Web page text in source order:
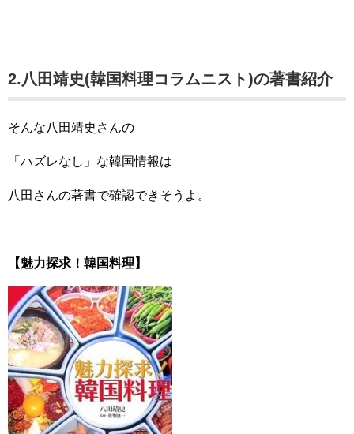
2.八田靖史(韓国料理コラムニスト)の著書紹介
そんな八田靖史さんの
「ハズレなし」な韓国情報は
八田さんの著書で確認できそうよ。
【魅力探求！韓国料理】